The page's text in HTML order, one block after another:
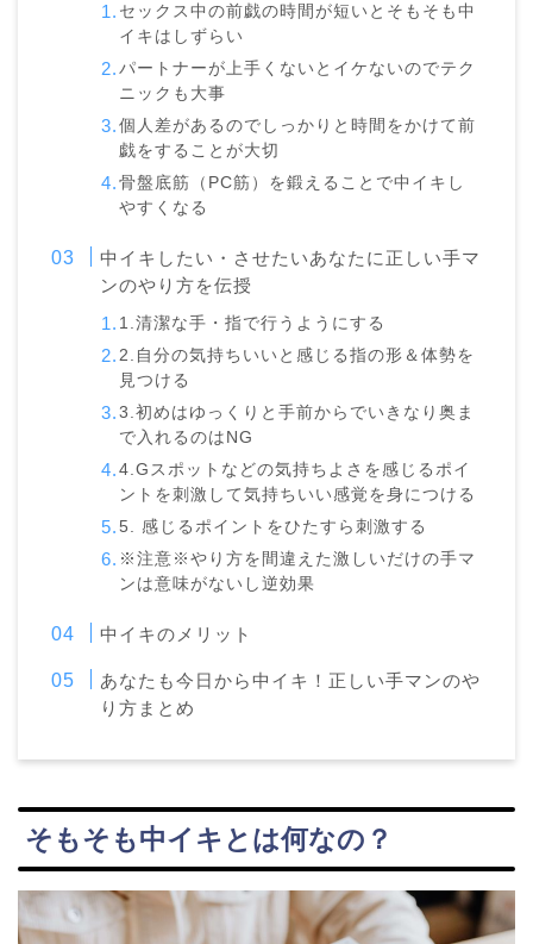
セックス中の前戯の時間が短いとそもそも中
イキはしずらい
パートナーが上手くないとイケないのでテク
ニックも大事
個人差があるのでしっかりと時間をかけて前
戯をすることが大切
骨盤底筋（PC筋）を鍛えることで中イキし
やすくなる
中イキしたい・させたいあなたに正しい手マ
ンのやり方を伝授
1.清潔な手・指で行うようにする
2.自分の気持ちいいと感じる指の形＆体勢を
見つける
3.初めはゆっくりと手前からでいきなり奥ま
で入れるのはNG
4.Gスポットなどの気持ちよさを感じるポイ
ントを刺激して気持ちいい感覚を身につける
5. 感じるポイントをひたすら刺激する
※注意※やり方を間違えた激しいだけの手マ
ンは意味がないし逆効果
中イキのメリット
あなたも今日から中イキ！正しい手マンのや
り方まとめ
そもそも中イキとは何なの？